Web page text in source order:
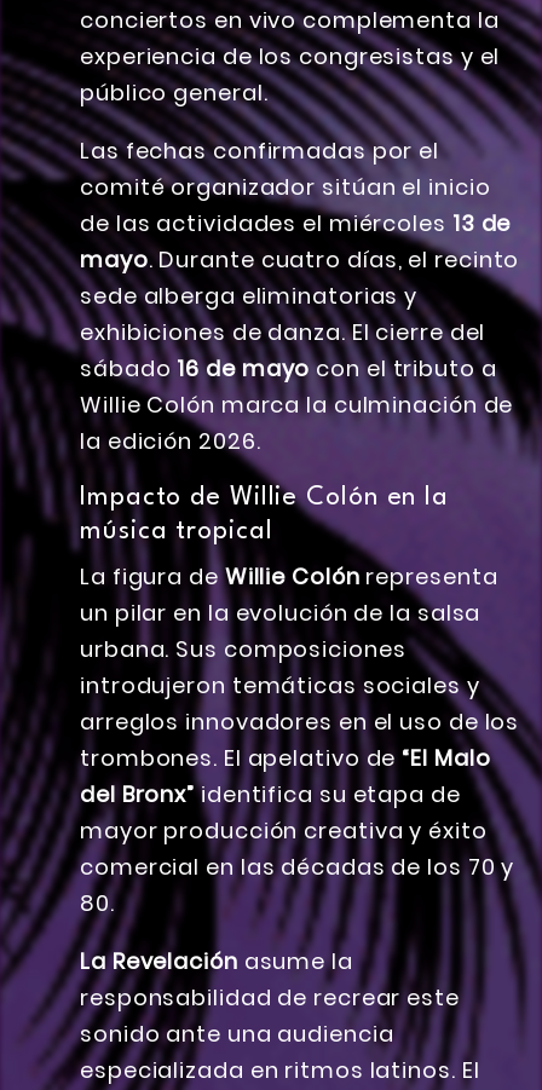
conciertos en vivo complementa la
experiencia de los congresistas y el
público general.
Las fechas confirmadas por el
comité organizador sitúan el inicio
de las actividades el miércoles 13 de
mayo. Durante cuatro días, el recinto
sede alberga eliminatorias y
exhibiciones de danza. El cierre del
sábado 16 de mayocon el tributo a
Willie Colón marca la culminación de
la edición 2026.
Impacto de Willie Colón en la
música tropical
La figura de Willie Colón representa
un pilar en la evolución de la salsa
urbana. Sus composiciones
introdujeron temáticas sociales y
arreglos innovadores en el uso de los
trombones. El apelativo de “El Malo
del Bronx”identifica su etapa de
mayor producción creativa y éxito
comercial en las décadas de los 70 y
80.
La Revelación asume la
responsabilidad de recrear este
sonido ante una audiencia
especializada en ritmos latinos. El